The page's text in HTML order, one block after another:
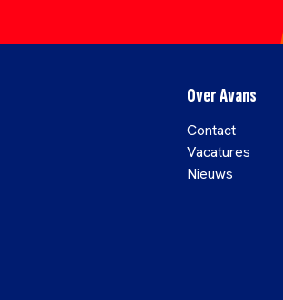
Over Avans
Contact
Vacatures
Nieuws